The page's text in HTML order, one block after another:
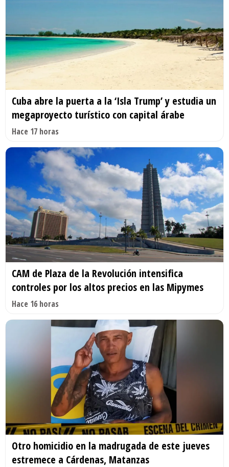
Cuba abre la puerta a la ‘Isla Trump’ y estudia un
megaproyecto turístico con capital árabe
Hace 17 horas
CAM de Plaza de la Revolución intensifica
controles por los altos precios en las Mipymes
Hace 16 horas
Otro homicidio en la madrugada de este jueves
estremece a Cárdenas, Matanzas